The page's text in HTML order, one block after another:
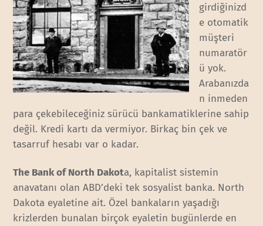
girdiğinizd
e otomatik
müşteri
numaratör
ü yok.
Arabanızda
n inmeden
para çekebileceğiniz sürücü bankamatiklerine sahip
değil. Kredi kartı da vermiyor. Birkaç bin çek ve
tasarruf hesabı var o kadar.
The Bank of North Dakota, kapitalist sistemin
anavatanı olan ABD’deki tek sosyalist banka. North
Dakota eyaletine ait. Özel bankaların yaşadığı
krizlerden bunalan birçok eyaletin bugünlerde en